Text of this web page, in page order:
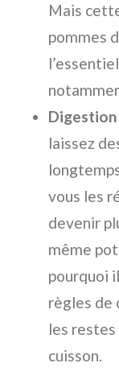
Mais
pommes
laissez
vous les
devenir
même
pourquoi
règles de
les restes
cuisson.